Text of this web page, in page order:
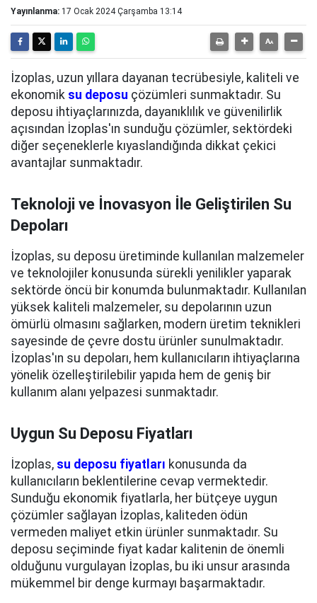
Yayınlanma: 17 Ocak 2024 Çarşamba 13:14
İzoplas, uzun yıllara dayanan tecrübesiyle, kaliteli ve
ekonomik su deposu çözümleri sunmaktadır. Su
deposu ihtiyaçlarınızda, dayanıklılık ve güvenilirlik
açısından İzoplas'ın sunduğu çözümler, sektördeki
diğer seçeneklerle kıyaslandığında dikkat çekici
avantajlar sunmaktadır.
Teknoloji ve İnovasyon İle Geliştirilen Su
Depoları
İzoplas, su deposu üretiminde kullanılan malzemeler
ve teknolojiler konusunda sürekli yenilikler yaparak
sektörde öncü bir konumda bulunmaktadır. Kullanılan
yüksek kaliteli malzemeler, su depolarının uzun
ömürlü olmasını sağlarken, modern üretim teknikleri
sayesinde de çevre dostu ürünler sunulmaktadır.
İzoplas'ın su depoları, hem kullanıcıların ihtiyaçlarına
yönelik özelleştirilebilir yapıda hem de geniş bir
kullanım alanı yelpazesi sunmaktadır.
Uygun Su Deposu Fiyatları
İzoplas, su deposu fiyatları konusunda da
kullanıcıların beklentilerine cevap vermektedir.
Sunduğu ekonomik fiyatlarla, her bütçeye uygun
çözümler sağlayan İzoplas, kaliteden ödün
vermeden maliyet etkin ürünler sunmaktadır. Su
deposu seçiminde fiyat kadar kalitenin de önemli
olduğunu vurgulayan İzoplas, bu iki unsur arasında
mükemmel bir denge kurmayı başarmaktadır.